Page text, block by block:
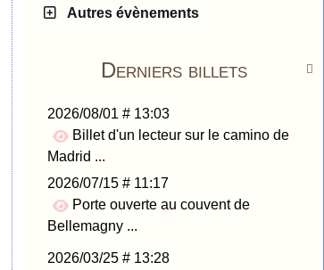
Autres évènements

Derniers billets
2026/08/01 # 13:03
Billet d'un lecteur sur le camino de
Madrid ...
2026/07/15 # 11:17
Porte ouverte au couvent de
Bellemagny ...
2026/03/25 # 13:28